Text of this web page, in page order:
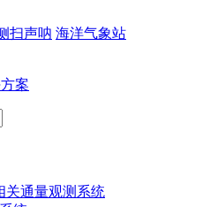
扫声呐 海洋气象站
案
关通量观测系统